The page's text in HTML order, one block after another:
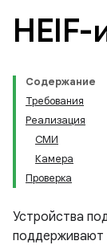
Содержание
Требования
Реализация
СМИ
Камера
Проверка
Устройства
поддерживают